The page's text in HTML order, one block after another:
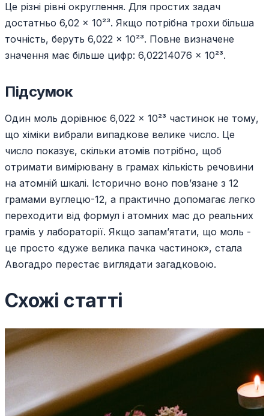
Це різні рівні округлення. Для простих задач
достатньо 6,02 × 10²³. Якщо потрібна трохи більша
точність, беруть 6,022 × 10²³. Повне визначене
значення має більше цифр: 6,02214076 × 10²³.
Підсумок
Один моль дорівнює 6,022 × 10²³ частинок не тому,
що хіміки вибрали випадкове велике число. Це
число показує, скільки атомів потрібно, щоб
отримати вимірювану в грамах кількість речовини
на атомній шкалі. Історично воно пов’язане з 12
грамами вуглецю-12, а практично допомагає легко
переходити від формул і атомних мас до реальних
грамів у лабораторії. Якщо запам’ятати, що моль -
це просто «дуже велика пачка частинок», стала
Авогадро перестає виглядати загадковою.
Схожі статті